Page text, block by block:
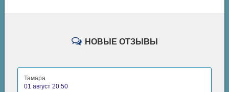
03_10
03_11
НОВЫЕ ОТЗЫВЫ
Тамара
01 август 20:50